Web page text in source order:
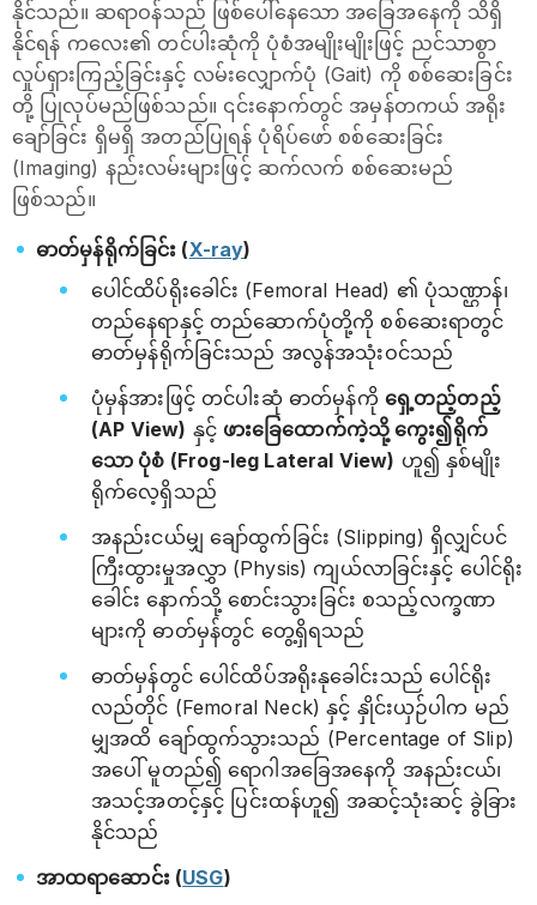
နိုင်သည်။ ဆရာဝန်သည် ဖြစ်ပေါ်နေသော အခြေအနေကို သိရှိ
နိုင်ရန် ကလေး၏ တင်ပါးဆုံကို ပုံစံအမျိုးမျိုးဖြင့် ညင်သာစွာ
လှုပ်ရှားကြည့်ခြင်းနှင့် လမ်းလျှောက်ပုံ (Gait) ကို စစ်ဆေးခြင်း
တို့ ပြုလုပ်မည်ဖြစ်သည်။ ၎င်းနောက်တွင် အမှန်တကယ် အရိုး
ချော်ခြင်း ရှိမရှိ အတည်ပြုရန် ပုံရိပ်ဖော် စစ်ဆေးခြင်း
(Imaging) နည်းလမ်းများဖြင့် ဆက်လက် စစ်ဆေးမည်
ဖြစ်သည်။
ဓာတ်မှန်ရိုက်ခြင်း (X-ray)
ပေါင်ထိပ်ရိုးခေါင်း (Femoral Head) ၏ ပုံသဏ္ဌာန်၊
တည်နေရာနှင့် တည်ဆောက်ပုံတို့ကို စစ်ဆေးရာတွင်
ဓာတ်မှန်ရိုက်ခြင်းသည် အလွန်အသုံးဝင်သည်
ပုံမှန်အားဖြင့် တင်ပါးဆုံ ဓာတ်မှန်ကို ရှေ့တည့်တည့်
(AP View) နှင့် ဖားခြေထောက်ကဲ့သို့ ကွေး၍ရိုက်
သော ပုံစံ (Frog-leg Lateral View) ဟူ၍ နှစ်မျိုး
ရိုက်လေ့ရှိသည်
အနည်းငယ်မျှ ချော်ထွက်ခြင်း (Slipping) ရှိလျှင်ပင်
ကြီးထွားမှုအလွှာ (Physis) ကျယ်လာခြင်းနှင့် ပေါင်ရိုး
ခေါင်း နောက်သို့ စောင်းသွားခြင်း စသည့်လက္ခဏာ
များကို ဓာတ်မှန်တွင် တွေ့ရှိရသည်
ဓာတ်မှန်တွင် ပေါင်ထိပ်အရိုးနုခေါင်းသည် ပေါင်ရိုး
လည်တိုင် (Femoral Neck) နှင့် နှိုင်းယှဉ်ပါက မည်
မျှအထိ ချော်ထွက်သွားသည် (Percentage of Slip)
အပေါ် မူတည်၍ ရောဂါအခြေအနေကို အနည်းငယ်၊
အသင့်အတင့်နှင့် ပြင်းထန်ဟူ၍ အဆင့်သုံးဆင့် ခွဲခြား
နိုင်သည်
အာထရာဆောင်း (USG)